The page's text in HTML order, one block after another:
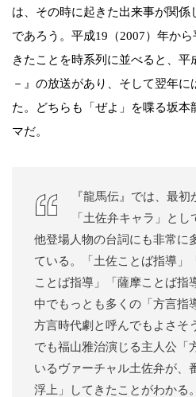
は、その時に起きた出来事が関係
であろう。平成19（2007）年か
きたことを時系列に並べると、平
－』の放送があり、そして翌年
た。どちらも「ぜよ」を喋る坂本
マだ。
『龍馬伝』では、最
「土佐弁キャラ」と
他登場人物の台詞にも非常に
ている。「土佐ことば指導」
ことば指導」「薩摩ことば指
中でもっとも多くの「方言指
方言時代劇と呼んでもよさそ
でも福山雅治演じる主人公「
いるヴァーチャル土佐弁が、
浮上」してきたことがわかる。